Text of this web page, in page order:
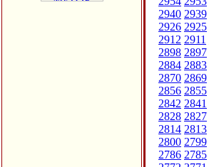
2940 2939
2926 2925
2912 2911
2898 2897
2884 2883
2870 2869
2856 2855
2842 2841
2828 2827
2814 2813
2800 2799
2786 2785